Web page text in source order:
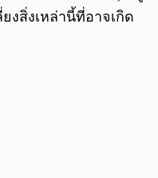
งสิ่งเหล่านี้ที่อาจเกิด